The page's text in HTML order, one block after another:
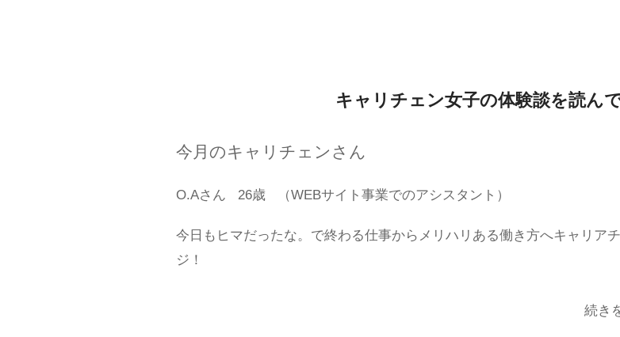
キャリチェン女子の体験談を読ん
今月のキャリチェンさん
O.Aさん 26歳 （WEBサイト事業でのアシスタント）
今日もヒマだったな。で終わる仕事からメリハリある働き方へキャリア
ジ！
続き